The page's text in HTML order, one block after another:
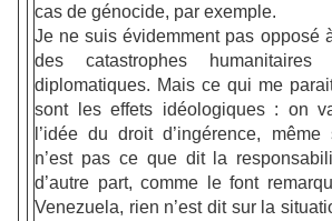
cas de génocide, par exemple.
Je ne suis évidemment pas opposé
des catastrophes
diplomatiques. Mais ce qui me
sont les effets idéologiques : on
l’idée du droit d’ingérence,
n’est pas ce que dit la
d’autre part, comme le font
Venezuela, rien n’est dit sur la